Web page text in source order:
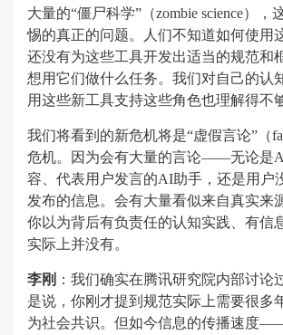
大量的“僵尸科学”（zombie science），
惕的真正的问题。人们不知道如何使用
还没有为这些工具开发出适当的规范和
想用它们做什么任务。我们对自己的认
用这些新工具支持这些角色也理解得不
我们将看到的新危机将是“虚假言论”（
危机。因为会有大量的言论——无论是
容、代表用户发言的AI助手，还是用户
发布的信息。会有大量看似来自真实来
你以为背后有负责任的认知实践、有信
实际上并没有。
李刚 ：我们确实在腾讯研究院内部讨论
是说，你刚才提到规范实际上需要很多
为社会共识。但如今信息的传播速度